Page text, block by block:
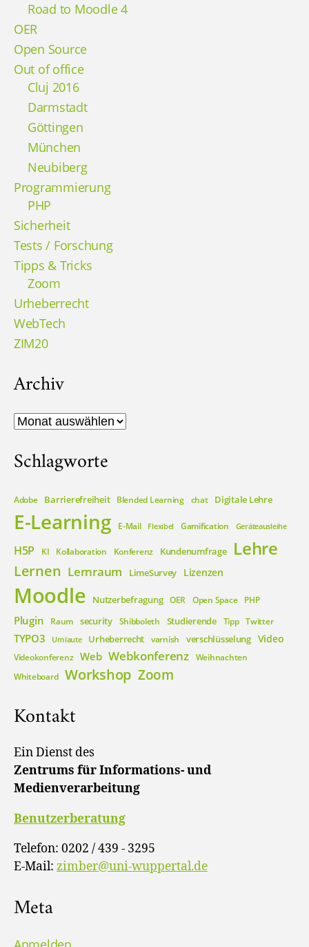
Road to Moodle 4
OER
Open Source
Out of office
Cluj 2016
Darmstadt
Göttingen
München
Neubiberg
Programmierung
PHP
Sicherheit
Tests / Forschung
Tipps & Tricks
Zoom
Urheberrecht
WebTech
ZIM20
Archiv
Archiv
Schlagworte
Adobe Barrierefreiheit Blended Learning chat Digitale Lehre
E-Learning E-Mail Flexibel Gamification Geräteausleihe
H5P KI Kollaboration Konferenz Kundenumfrage Lehre
Lernen Lernraum LimeSurvey Lizenzen
Moodle Nutzerbefragung OER Open Space PHP
Plugin Raum security Shibboleth Studierende Tipp Twitter
TYPO3 Umlaute Urheberrecht varnish verschlüsselung Video
Videokonferenz Web Webkonferenz Weihnachten
Whiteboard Workshop Zoom
Kontakt
Ein Dienst des
Zentrums für Informations- und
Medienverarbeitung
Benutzerberatung
Telefon: 0202 / 439 - 3295
E-Mail: zimber@uni-wuppertal.de
Meta